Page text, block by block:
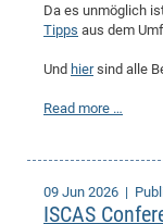
Da es unmöglich
Tipps aus dem
Und hiersind alle
Read more …
09 Jun 2026 |
ISCAS